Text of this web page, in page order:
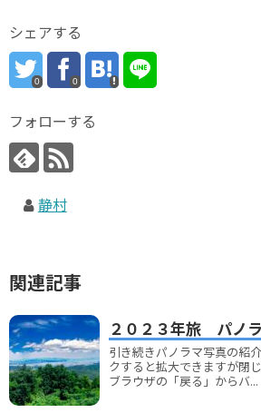
シェアする
0 0
フォローする
静村
関連記事
２０２３年旅 パノ
引き続きパノラマ写真の紹
クすると拡大できますが閉
ブラウザの「戻る」からバ...